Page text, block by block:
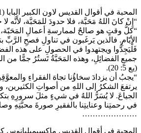
المحبة في أقوال القديس لاون الكبير البابا (461†)
“إِنْ كانَ اللهُ مَحَبَّة، فلا حدودَ للمَحَبَّة، لأَنَّه لا
“كلُّ وقتٍ هو صالحٌ لممارسةِ أعمالِ
الأيّامِ. فالذين يَرغَبون في تناولِ فصحِ
فَلْيَجِدُّوا ويجتهدوا في الحصولِ على هذه
(يع 5: 20).
“يجبُ أن يزدادَ سخاؤُنا تجاهَ الفقراءِ
يرتفعَ الشكرُ إلى اللهِ من أصواتِ
الجياعَ. لا يُسَرُّ اللهُ في شيءٍ مثلَ سرورِهِ
في رحمتِنا وعنايتِنا بالفقيرِ صورةَ محبَّتِهِ
…………………
المحبة في أقوال القديس ماكسيميليانوس